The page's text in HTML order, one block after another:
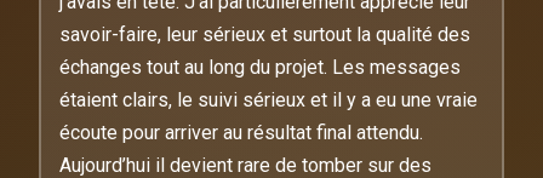
savoir-faire, leur sérieux et surtout la qualité des
échanges tout au long du projet. Les messages
étaient clairs, le suivi sérieux et il y a eu une vraie
écoute pour arriver au résultat final attendu.
Aujourd’hui il devient rare de tomber sur des